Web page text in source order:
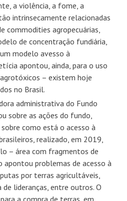
a violência, a fome, a
intrinsecamente relacionadas
commodities agropecuárias,
de concentração fundiária,
modelo avesso à
apontou, ainda, para o uso
– existem hoje
no Brasil.
administrativa do Fundo
sobre as ações do fundo,
como está o acesso à
realizado, em 2019,
– área com fragmentos de
problemas de acesso à
por terras agricultáveis,
lideranças, entre outros. O
a compra de terras, em